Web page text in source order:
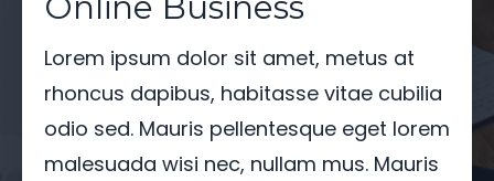
Lorem ipsum dolor sit amet, metus at
rhoncus dapibus, habitasse vitae cubilia
odio sed. Mauris pellentesque eget lorem
malesuada wisi nec, nullam mus. Mauris